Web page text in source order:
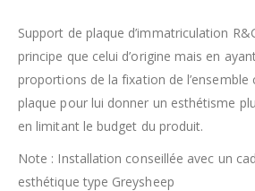
Support de plaque d’immatriculation
principe que celui d’origine mais en
proportions de la fixation de l’ensemble
plaque pour lui donner un esthétisme
en limitant le budget du produit.
Note : Installation conseillée avec un
esthétique type Greysheep